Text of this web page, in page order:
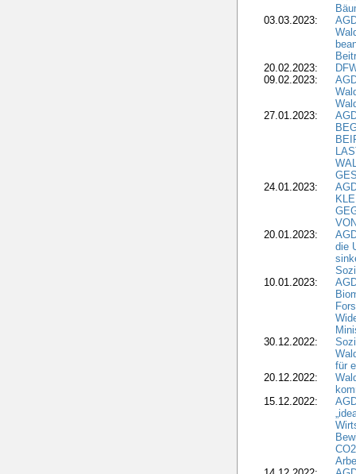
03.03.2023:
20.02.2023:
09.02.2023:
27.01.2023:
24.01.2023:
20.01.2023:
die
10.01.2023:
30.12.2022:
für
20.12.2022:
15.12.2022: